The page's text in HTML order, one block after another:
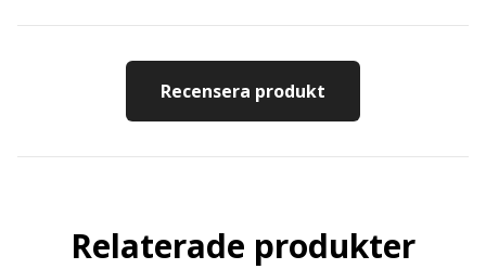
Recensera produkt
Relaterade produkter